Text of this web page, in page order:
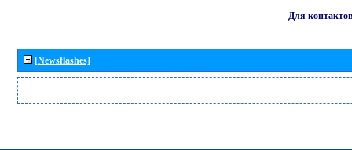
Для контактов
[Newsflashes]